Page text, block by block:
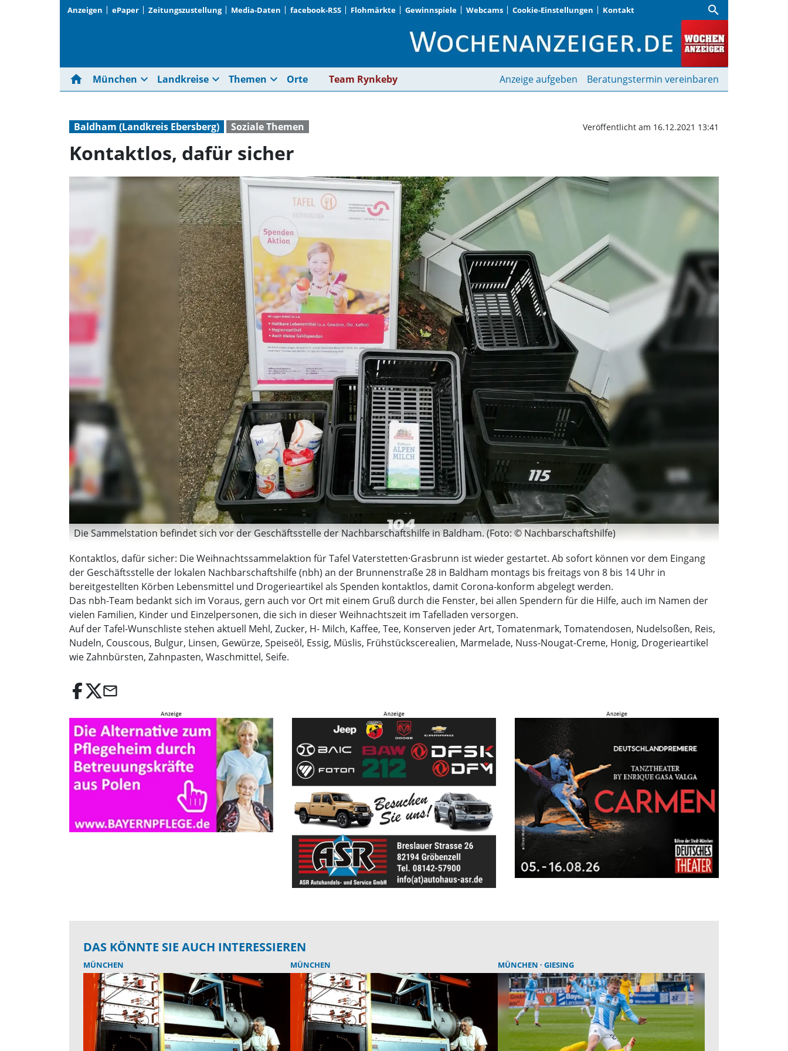
Anzeigen ePaper Zeitungszustellung Media-Daten facebook-RSS Flohmärkte Gewinnspiele Webcams Cookie-Einstellungen Kontakt search
Kontaktlos, dafür sicher | Wochenanzeiger
home München expand_more Landkreise expand_more Themen expand_more Orte Team Rynkeby Anzeige aufgeben Beratungstermin vereinbaren
Baldham (Landkreis Ebersberg) Soziale Themen Veröffentlicht am 16.12.2021 13:41
Kontaktlos, dafür sicher
Die Sammelstation befindet sich vor der Geschäftsstelle der Nachbarschaftshilfe in Baldham. (Foto: © Nachbarschaftshilfe)
Kontaktlos, dafür sicher: Die Weihnachtssammelaktion für Tafel Vaterstetten·Grasbrunn ist wieder gestartet. Ab sofort können vor dem Eingang
der Geschäftsstelle der lokalen Nachbarschaftshilfe (nbh) an der Brunnenstraße 28 in Baldham montags bis freitags von 8 bis 14 Uhr in
bereitgestellten Körben Lebensmittel und Drogerieartikel als Spenden kontaktlos, damit Corona-konform abgelegt werden.
Das nbh-Team bedankt sich im Voraus, gern auch vor Ort mit einem Gruß durch die Fenster, bei allen Spendern für die Hilfe, auch im Namen der
vielen Familien, Kinder und Einzelpersonen, die sich in dieser Weihnachtszeit im Tafelladen versorgen.
Auf der Tafel-Wunschliste stehen aktuell Mehl, Zucker, H- Milch, Kaffee, Tee, Konserven jeder Art, Tomatenmark, Tomatendosen, Nudelsoßen, Reis,
Nudeln, Couscous, Bulgur, Linsen, Gewürze, Speiseöl, Essig, Müslis, Frühstückscerealien, Marmelade, Nuss-Nougat-Creme, Honig, Drogerieartikel
wie Zahnbürsten, Zahnpasten, Waschmittel, Seife.
email
DAS KÖNNTE SIE AUCH INTERESSIEREN
MÜNCHEN MÜNCHEN MÜNCHEN GIESING